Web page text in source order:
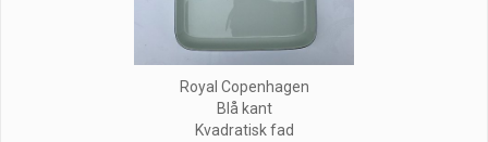
Royal Copenhagen
Blå kant
Kvadratisk fad